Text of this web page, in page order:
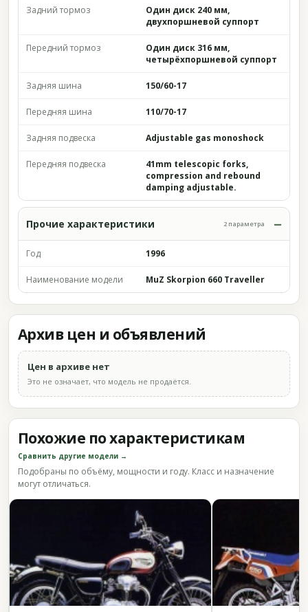
Задний тормоз
Один диск 240 мм,
двухпоршневой суппорт
Передний тормоз
Один диск 316 мм,
четырёхпоршневой суппорт
Задняя шина 150/60-17
Передняя шина 110/70-17
Задняя подвеска Adjustable gas monoshock
Передняя подвеска
41mm telescopic forks,
compression and rebound
damping adjustable.
Прочие характеристики 2 параметра
Год 1996
Наименование модели MuZ Skorpion 660 Traveller
Архив цен и объявлений
Цен в архиве нет
Это не означает, что модель не продаётся.
Похожие по характеристикам
Сравнить другие модели →
Подобраны по объёму, мощности и году. Класс и назначение
могут отличаться.